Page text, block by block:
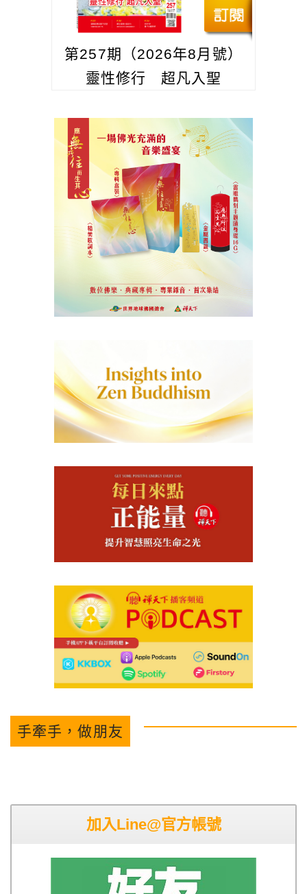
第257期（2026年8月號）
靈性修行 超凡入聖
手牽手，做朋友
加入Line@官方帳號